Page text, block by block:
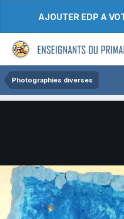
AJOUTER EDP A
Photographies diverses